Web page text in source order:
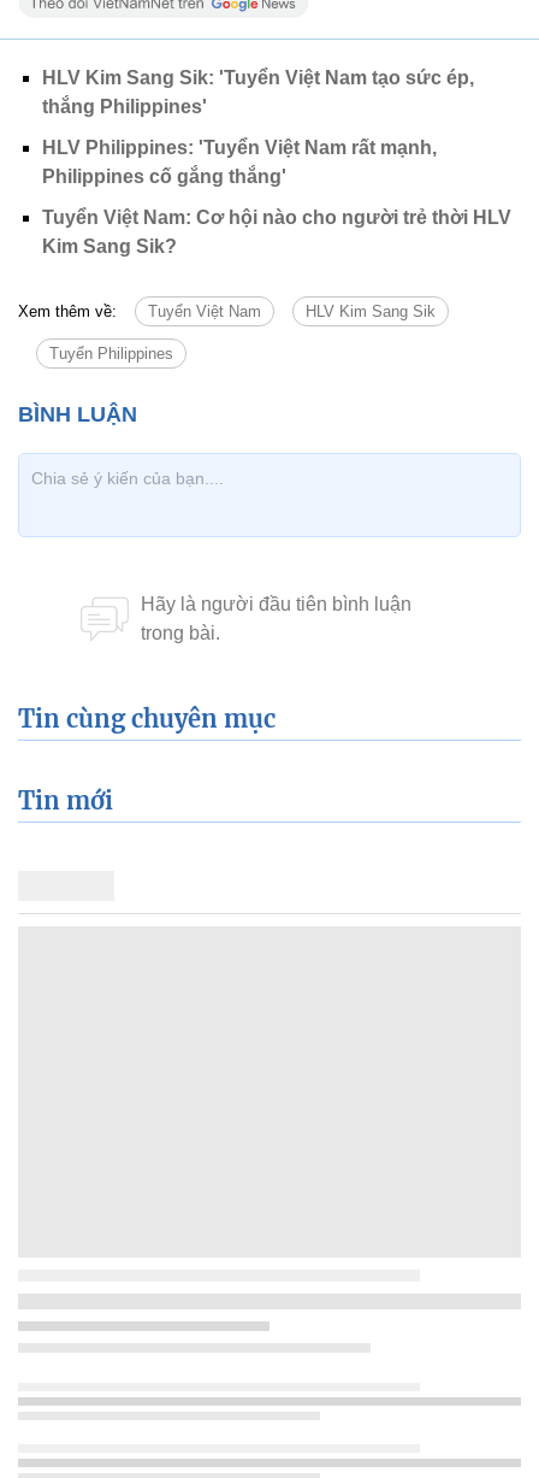
HLV Kim Sang Sik: 'Tuyển Việt Nam tạo sức ép,
thắng Philippines'
HLV Philippines: 'Tuyển Việt Nam rất mạnh,
Philippines cố gắng thắng'
Tuyển Việt Nam: Cơ hội nào cho người trẻ thời HLV
Kim Sang Sik?
Xem thêm về: Tuyển Việt Nam HLV Kim Sang Sik
Tuyển Philippines
Tin cùng chuyên mục
Tin mới